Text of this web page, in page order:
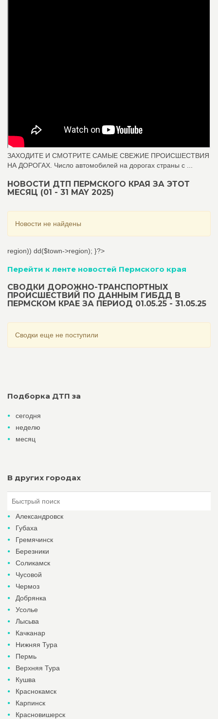
ЗАХОДИТЕ И СМОТРИТЕ САМЫЕ СВЕЖИЕ ПРОИСШЕСТВИЯ
НА ДОРОГАХ. Число автомобилей на дорогах страны с ...
НОВОСТИ ДТП ПЕРМСКОГО КРАЯ ЗА ЭТОТ
МЕСЯЦ (01 - 31 MAY 2025)
Новости не найдены
region)) dd($town->region); }?>
Перейти к ленте новостей Пермского края
СВОДКИ ДОРОЖНО-ТРАНСПОРТНЫХ
ПРОИСШЕСТВИЙ ПО ДАННЫМ ГИБДД В
ПЕРМСКОМ КРАЕ ЗА ПЕРИОД 01.05.25 - 31.05.25
Сводки еще не поступили
Подборка ДТП за
сегодня
неделю
месяц
В других городах
Александровск
Губаха
Гремячинск
Березники
Соликамск
Чусовой
Чермоз
Добрянка
Усолье
Лысьва
Качканар
Нижняя Тура
Пермь
Верхняя Тура
Кушва
Краснокамск
Карпинск
Красновишерск